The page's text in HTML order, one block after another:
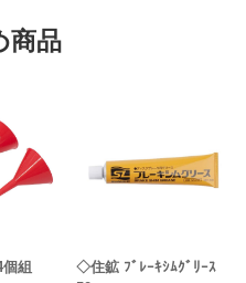
商品
組
◇住鉱 ﾌﾞﾚｰｷｼﾑｸﾞﾘｰｽ